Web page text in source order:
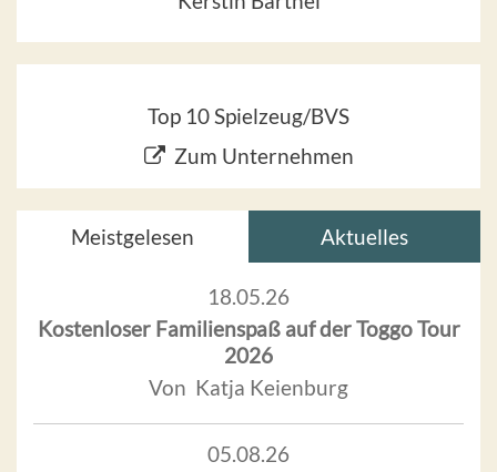
Top 10 Spielzeug/BVS
Zum Unternehmen
Meistgelesen Aktuelles
18.05.26
Kostenloser Familienspaß auf der Toggo Tour
2026
Von Katja Keienburg
05.08.26